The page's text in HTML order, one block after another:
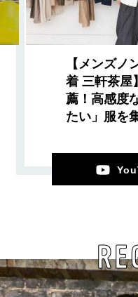
【メンズノ
着 三軒茶屋
薦！高感度
たい」服を